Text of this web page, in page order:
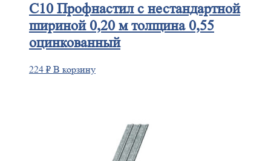
С10Профнастил с нестандартной
шириной 0,20 м толщина 0,55
оцинкованный
224 ₽ В корзину